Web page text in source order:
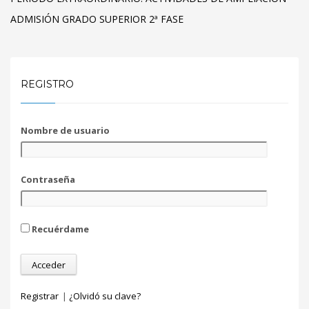
ADMISIÓN GRADO SUPERIOR 2ª FASE
REGISTRO
Nombre de usuario
Contraseña
Recuérdame
Registrar | ¿Olvidó su clave?